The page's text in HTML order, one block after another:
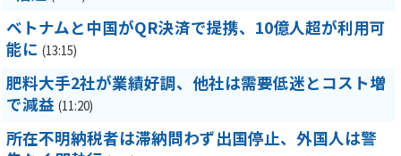
ベトナムと中国がQR決済で提携、10億人超が利用可
能に (13:15)
肥料大手2社が業績好調、他社は需要低迷とコスト増
で減益 (11:20)
所在不明納税者は滞納問わず出国停止、外国人は警